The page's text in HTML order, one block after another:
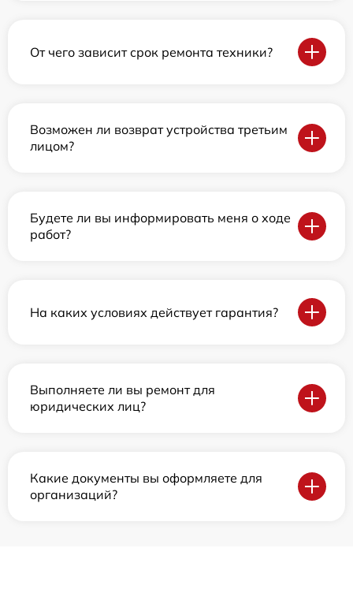
От чего зависит срок ремонта техники?
Возможен ли возврат устройства третьим
лицом?
Будете ли вы информировать меня о ходе
работ?
На каких условиях действует гарантия?
Выполняете ли вы ремонт для
юридических лиц?
Какие документы вы оформляете для
организаций?